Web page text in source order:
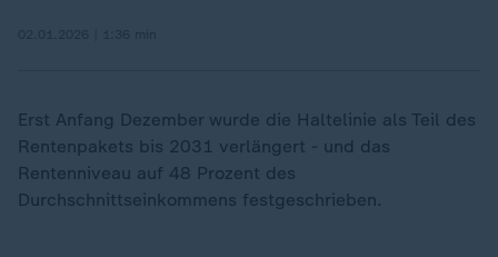
Erst Anfang Dezember wurde die Haltelinie als Teil des
Rentenpakets bis 2031 verlängert - und das
Rentenniveau auf 48 Prozent des
Durchschnittseinkommens festgeschrieben.